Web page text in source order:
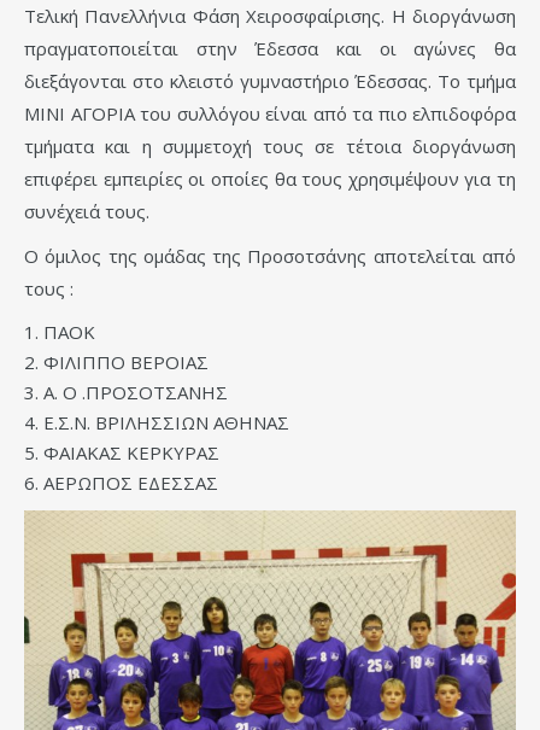
Τελική Πανελλήνια Φάση Χειροσφαίρισης. Η διοργάνωση
πραγματοποιείται στην Έδεσσα και οι αγώνες θα
διεξάγονται στο κλειστό γυμναστήριο Έδεσσας. Το τμήμα
ΜΙΝΙ ΑΓΟΡΙΑ του συλλόγου είναι από τα πιο ελπιδοφόρα
τμήματα και η συμμετοχή τους σε τέτοια διοργάνωση
επιφέρει εμπειρίες οι οποίες θα τους χρησιμέψουν για τη
συνέχειά τους.
Ο όμιλος της ομάδας της Προσοτσάνης αποτελείται από
τους :
ΠΑΟΚ
ΦΙΛΙΠΠΟ ΒΕΡΟΙΑΣ
Α. Ο .ΠΡΟΣΟΤΣΑΝΗΣ
Ε.Σ.Ν. ΒΡΙΛΗΣΣΙΩΝ ΑΘΗΝΑΣ
ΦΑΙΑΚΑΣ ΚΕΡΚΥΡΑΣ
ΑΕΡΩΠΟΣ ΕΔΕΣΣΑΣ